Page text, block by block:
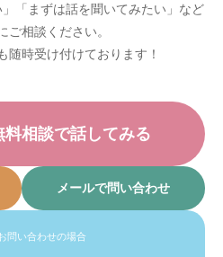
」「まずは話を聞いてみたい」など
ご相談ください。
随時受け付けております！
料相談で話してみる
メールで問い合わせ
問い合わせの場合